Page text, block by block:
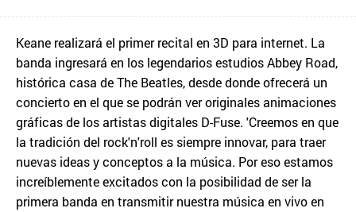
Keane realizará el primer recital en 3D para internet. La
banda ingresará en los legendarios estudios Abbey Road,
histórica casa de The Beatles, desde donde ofrecerá un
concierto en el que se podrán ver originales animaciones
gráficas de los artistas digitales D-Fuse. 'Creemos en que
la tradición del rock'n'roll es siempre innovar, para traer
nuevas ideas y conceptos a la música. Por eso estamos
increíblemente excitados con la posibilidad de ser la
primera banda en transmitir nuestra música en vivo en